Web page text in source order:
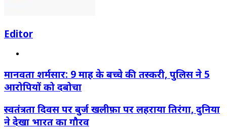
Editor
मानवता शर्मसार: 9 माह के बच्चे की तस्करी, पुलिस ने 5
आरोपियों को दबोचा
स्वतंत्रता दिवस पर बुर्ज खलीफ़ा पर लहराया तिरंगा, दुनिया
ने देखा भारत का गौरव